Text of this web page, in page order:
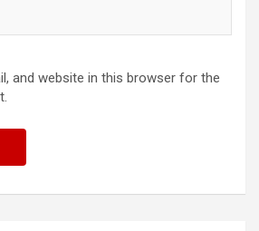
and website in this browser for the